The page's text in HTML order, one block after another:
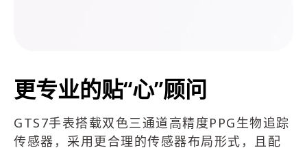
更专业的贴“心”顾问
GTS7手表搭载双色三通道高精度PPG生物追踪
传感器，采用更合理的传感器布局形式，且配